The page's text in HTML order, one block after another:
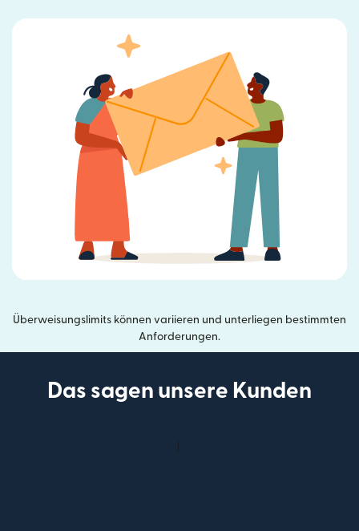
Überweisungslimits können variieren und unterliegen bestimmten
Anforderungen.
Das sagen unsere Kunden